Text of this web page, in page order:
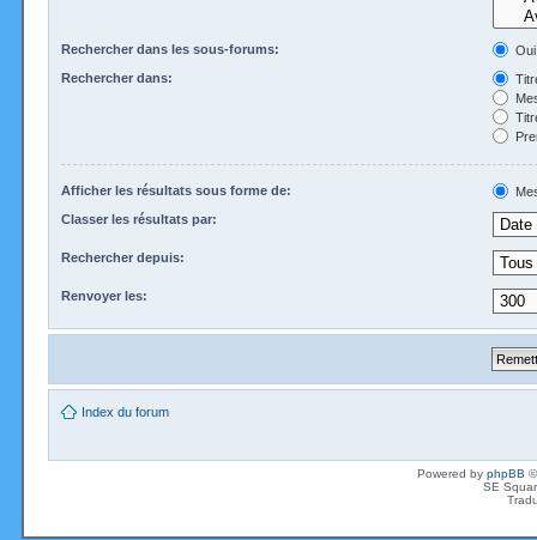
Rechercher dans les sous-forums:
Oui
Rechercher dans:
Afficher les résultats sous forme de:
Classer les résultats par:
Rechercher depuis:
Renvoyer les:
Index du forum
Powered by phpBB
SE